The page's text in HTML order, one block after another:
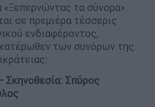
«Ξεπερνώντας τα σύνορα»
σε πρεμιέρα τέσσερις
ενδιαφέροντος,
των συνόρων της
Σκηνοθεσία: Σπύρος